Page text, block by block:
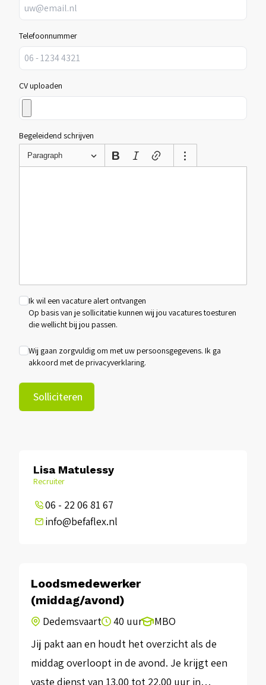
Telefoonnummer
CV uploaden
Begeleidend schrijven
Paragraph
Ik wil een vacature alert ontvangen
Op basis van je sollicitatie kunnen wij jou vacatures toesturen
die wellicht bij jou passen.
Wij gaan zorgvuldig om met uw persoonsgegevens. Ik ga
akkoord met deprivacyverklaring.
Solliciteren
Lisa Matulessy
Recruiter
06 - 22 06 81 67
info@befaflex.nl
Loodsmedewerker
(middag/avond)
Dedemsvaart 40 uur
MBO
Jij pakt aan en houdt het overzicht als de
middag overloopt in de avond. Je krijgt een
vaste dienst van 13.00 tot 22.00 uur in